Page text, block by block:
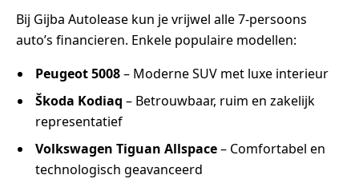
Bij Gijba Autolease kun je vrijwel alle 7-persoons
auto’s financieren. Enkele populaire modellen:
Peugeot 5008– Moderne SUV met luxe interieur
Škoda Kodiaq – Betrouwbaar, ruim en zakelijk
representatief
Volkswagen Tiguan Allspace– Comfortabel en
technologisch geavanceerd